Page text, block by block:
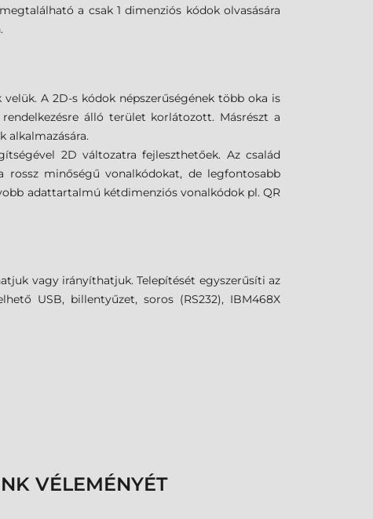
a csak 1 dimenziós kódok olvasására
A 2D-s kódok népszerűségének több oka is
álló terület korlátozott. Másrészt a
alkalmazására.
2D változatra fejleszthetőek. Az család
minőségű vonalkódokat, de legfontosabb
adattartalmú kétdimenziós vonalkódok pl. QR
vagy irányíthatjuk. Telepítését egyszerűsíti az
USB, billentyűzet, soros (RS232), IBM468X
VÉLEMÉNYÉT